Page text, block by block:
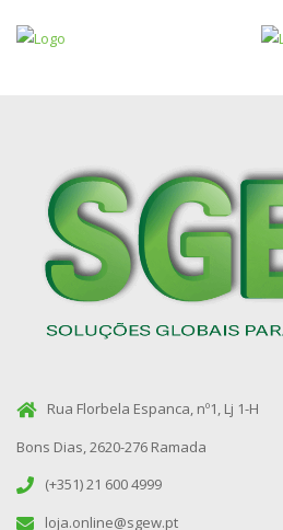
Rua Florbela Espanca, nº1, Lj 1-H
Bons Dias, 2620-276 Ramada
(+351) 21 600 4999
loja.online@sgew.pt